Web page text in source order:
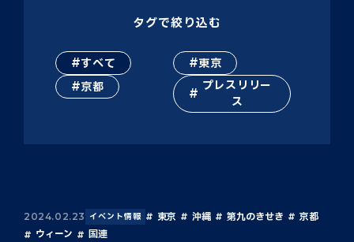
タグで絞り込む
すべて
東京
京都
プレスリリー
ス
2024.02.23 イベント情報 東京 沖縄 第九のきせき
京都
ウィーン
国連